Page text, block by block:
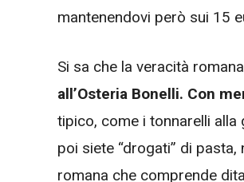
mantenendovi però sui 15
Si sa che la veracità
all’Osteria Bonelli. Con
tipico, come i tonnarelli alla
poi siete “drogati” di pasta,
romana che comprende